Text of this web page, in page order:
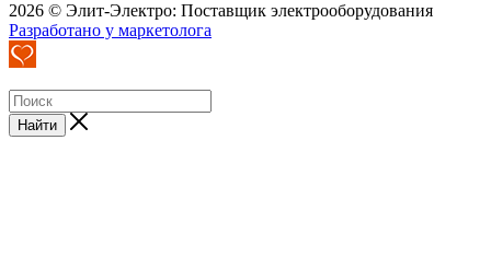
2026 © Элит-Электро: Поставщик электрооборудования
Разработано у маркетолога
Найти